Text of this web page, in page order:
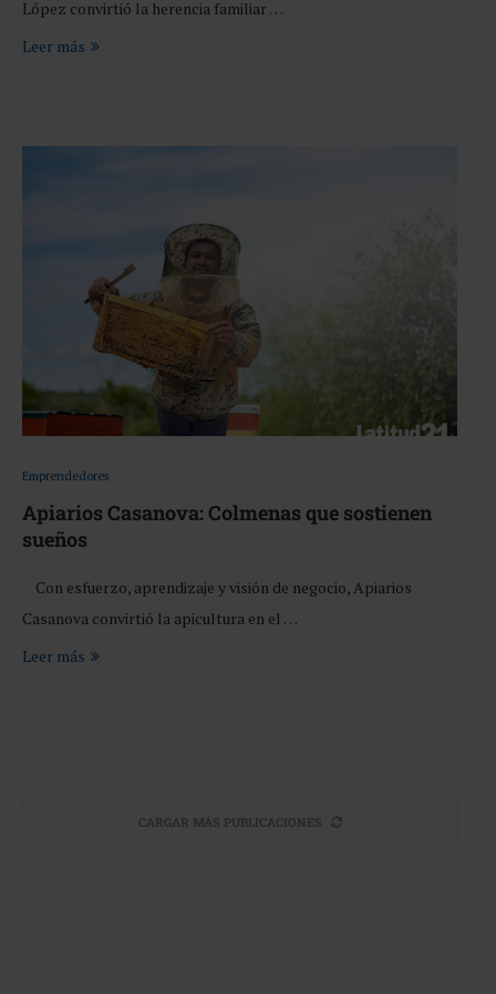
López convirtió la herencia familiar …
Leer más
Emprendedores
Apiarios Casanova: Colmenas que sostienen
sueños
Con esfuerzo, aprendizaje y visión de negocio, Apiarios
Casanova convirtió la apicultura en el …
Leer más
CARGAR MÁS PUBLICACIONES